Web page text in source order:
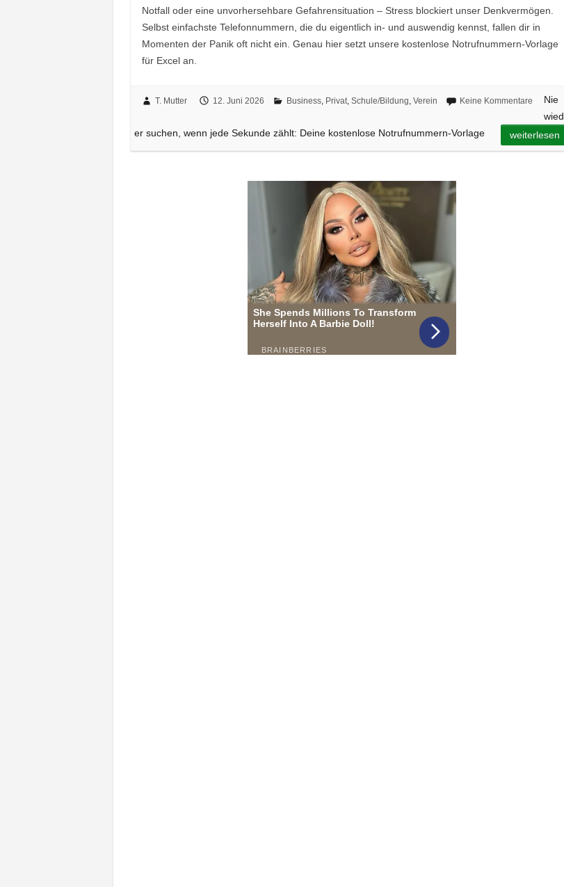
Notfall oder eine unvorhersehbare Gefahrensituation – Stress blockiert unser Denkvermögen.
Selbst einfachste Telefonnummern, die du eigentlich in- und auswendig kennst, fallen dir in
Momenten der Panik oft nicht ein. Genau hier setzt unsere kostenlose Notrufnummern-Vorlage
für Excel an.
T. Mutter 12. Juni 2026 Business, Privat, Schule/Bildung, Verein Keine Kommentare
Nie
wied
er suchen, wenn jede Sekunde zählt: Deine kostenlose Notrufnummern-Vorlage
weiterlesen